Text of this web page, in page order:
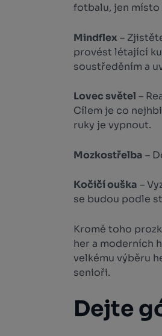
fotbalu, jen místo
Mindflex –
provést létající
soustředěním a
Lovec světel –
Cílem je co
ruky je vypnout.
Mozkostřelba –
Kočičí ouška –
se budou podle
Kromě toho
her a moderních
velkému výběru
senioři.
Dejte